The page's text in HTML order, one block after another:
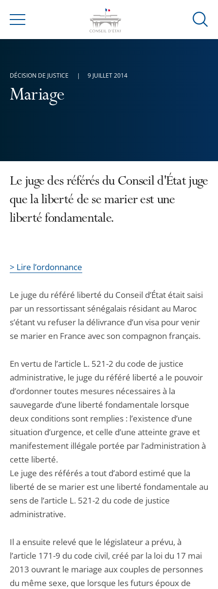
Menu
Ouvrir
Mariage
DÉCISION DE JUSTICE 9 JUILLET 2014
Le juge des référés du Conseil d'État juge
que la liberté de se marier est une
liberté fondamentale.
> Lire l’ordonnance
Le juge du référé liberté du Conseil d’État était saisi
par un ressortissant sénégalais résidant au Maroc
s’étant vu refuser la délivrance d’un visa pour venir
se marier en France avec son compagnon français.
En vertu de l’article L. 521-2 du code de justice
administrative, le juge du référé liberté a le pouvoir
d’ordonner toutes mesures nécessaires à la
sauvegarde d’une liberté fondamentale lorsque
deux conditions sont remplies : l’existence d’une
situation d’urgence, et celle d’une atteinte grave et
manifestement illégale portée par l’administration à
cette liberté.
Le juge des référés a tout d’abord estimé que la
liberté de se marier est une liberté fondamentale au
sens de l’article L. 521-2 du code de justice
administrative.
Il a ensuite relevé que le législateur a prévu, à
l’article 171-9 du code civil, créé par la loi du 17 mai
2013 ouvrant le mariage aux couples de personnes
du même sexe, que lorsque les futurs époux de